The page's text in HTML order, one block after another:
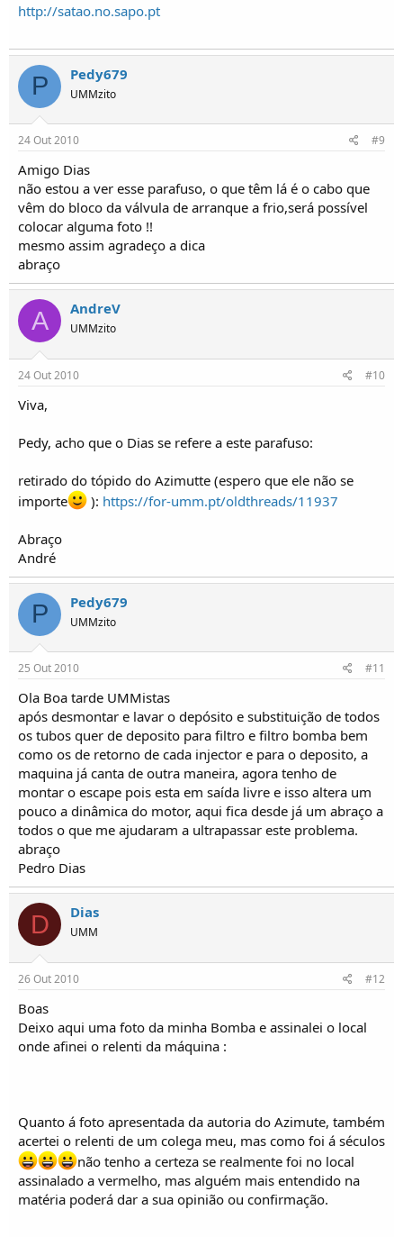
http://satao.no.sapo.pt
P Pedy679
UMMzito
24 Out 2010 #9
Amigo Dias
não estou a ver esse parafuso, o que têm lá é o cabo que
vêm do bloco da válvula de arranque a frio,será possível
colocar alguma foto !!
mesmo assim agradeço a dica
abraço
A AndreV
UMMzito
24 Out 2010 #10
Viva,
Pedy, acho que o Dias se refere a este parafuso:
retirado do tópido do Azimutte (espero que ele não se
importe
): https://for-umm.pt/oldthreads/11937
Abraço
André
P Pedy679
UMMzito
25 Out 2010 #11
Ola Boa tarde UMMistas
após desmontar e lavar o depósito e substituição de todos
os tubos quer de deposito para filtro e filtro bomba bem
como os de retorno de cada injector e para o deposito, a
maquina já canta de outra maneira, agora tenho de
montar o escape pois esta em saída livre e isso altera um
pouco a dinâmica do motor, aqui fica desde já um abraço a
todos o que me ajudaram a ultrapassar este problema.
abraço
Pedro Dias
D Dias
UMM
26 Out 2010 #12
Boas
Deixo aqui uma foto da minha Bomba e assinalei o local
onde afinei o relenti da máquina :
Quanto á foto apresentada da autoria do Azimute, também
acertei o relenti de um colega meu, mas como foi á séculos
não tenho a certeza se realmente foi no local
assinalado a vermelho, mas alguém mais entendido na
matéria poderá dar a sua opinião ou confirmação.